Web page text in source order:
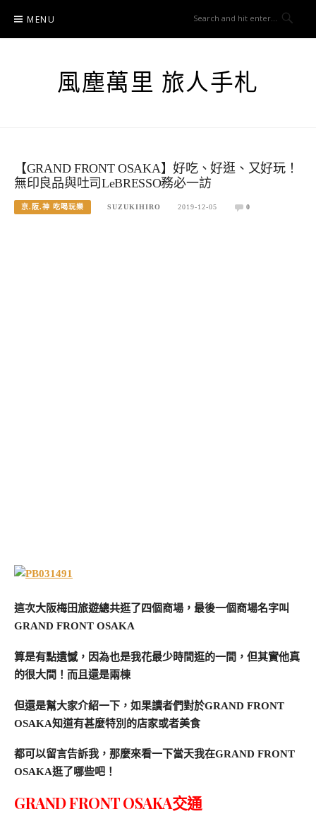
content
MENU
風塵萬里 旅人手札
【GRAND FRONT OSAKA】好吃、好逛、又好玩！
無印良品與吐司LeBRESSO務必一訪
京.阪.神 吃喝玩樂 SUZUKIHIRO 2019-12-05 0
這次大阪梅田旅遊總共逛了四個商場，最後一個商場名字叫
GRAND FRONT OSAKA
算是有點遺憾，因為也是我花最少時間逛的一間，但其實他真
的很大間！而且還是兩棟
但還是幫大家介紹一下，如果讀者們對於GRAND FRONT
OSAKA知道有甚麼特別的店家或者美食
都可以留言告訴我，那麼來看一下當天我在GRAND FRONT
OSAKA逛了哪些吧！
GRAND FRONT OSAKA交通